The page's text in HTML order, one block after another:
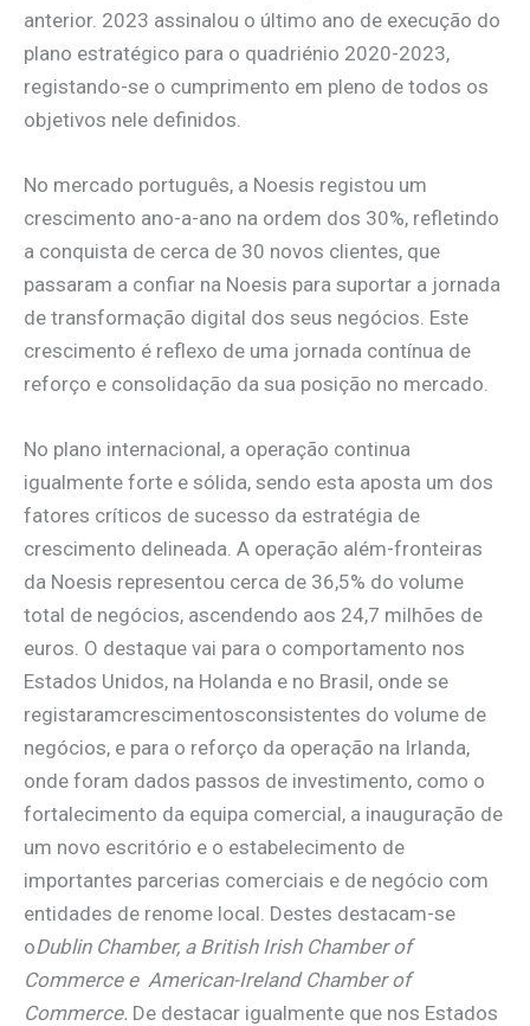
anterior. 2023 assinalou o último ano de execução do
plano estratégico para o quadriénio 2020-2023,
registando-se o cumprimento em pleno de todos os
objetivos nele definidos.
No mercado português, a Noesis registou um
crescimento ano-a-ano na ordem dos 30%, refletindo
a conquista de cerca de 30 novos clientes, que
passaram a confiar na Noesis para suportar a jornada
de transformação digital dos seus negócios. Este
crescimento é reflexo de uma jornada contínua de
reforço e consolidação da sua posição no mercado.
No plano internacional, a operação continua
igualmente forte e sólida, sendo esta aposta um dos
fatores críticos de sucesso da estratégia de
crescimento delineada. A operação além-fronteiras
da Noesis representou cerca de 36,5% do volume
total de negócios, ascendendo aos 24,7 milhões de
euros. O destaque vai para o comportamento nos
Estados Unidos, na Holanda e no Brasil, onde se
registaramcrescimentosconsistentes do volume de
negócios, e para o reforço da operação na Irlanda,
onde foram dados passos de investimento, como o
fortalecimento da equipa comercial, a inauguração de
um novo escritório e o estabelecimento de
importantes parcerias comerciais e de negócio com
entidades de renome local. Destes destacam-se
oDublin Chamber, a British Irish Chamber of
Commerce e American-Ireland Chamber of
Commerce. De destacar igualmente que nos Estados